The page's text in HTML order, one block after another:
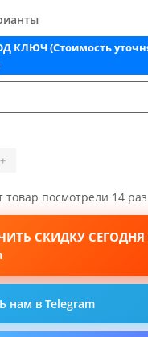
КЛЮЧ (Стоимость
+
товар посмотрели 14 раз
СКИДКУ СЕГОДНЯ
нам в Telegram